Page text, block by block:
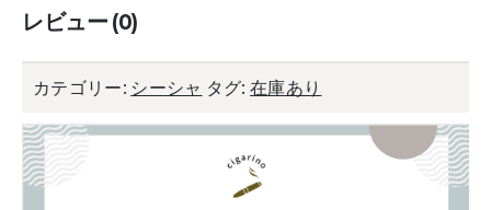
レビュー (0)
カテゴリー: シーシャ タグ:在庫あり